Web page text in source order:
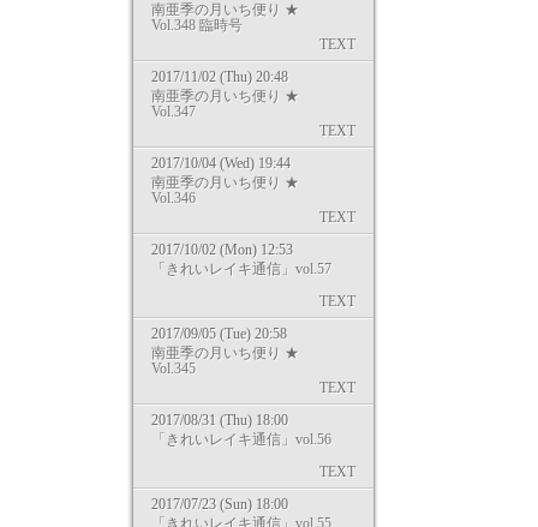
南亜季の月いち便り ★
Vol.348 臨時号
TEXT
2017/11/02 (Thu) 20:48
南亜季の月いち便り ★
Vol.347
TEXT
2017/10/04 (Wed) 19:44
南亜季の月いち便り ★
Vol.346
TEXT
2017/10/02 (Mon) 12:53
「きれいレイキ通信」vol.57
TEXT
2017/09/05 (Tue) 20:58
南亜季の月いち便り ★
Vol.345
TEXT
2017/08/31 (Thu) 18:00
「きれいレイキ通信」vol.56
TEXT
2017/07/23 (Sun) 18:00
「きれいレイキ通信」vol.55